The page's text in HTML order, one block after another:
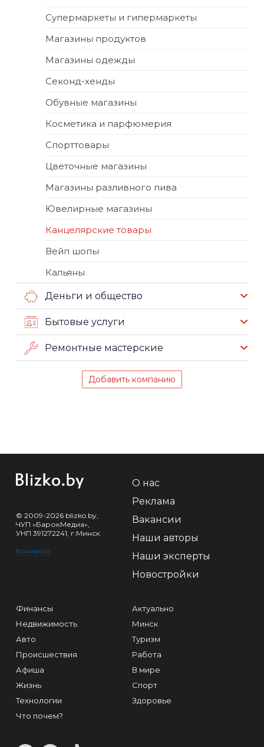
Супермаркеты и гипермаркеты
Магазины продуктов
Магазины одежды
Секонд-хенды
Обувные магазины
Косметика и парфюмерия
Спорттовары
Цветочные магазины
Магазины разливного пива
Ювелирные магазины
Канцелярские товары
Вейп шопы
Кальяны
Деньги и общество
Бытовые услуги
Ремонтные мастерские
Добавить компанию
© 2009-2026 blizko.by,
ЧУП «БарокМедиа»,
УНП 391272241, г.Минск
Контакты
О нас
Реклама
Вакансии
Наши авторы
Наши эксперты
Новостройки
Финансы
Недвижимость
Авто
Происшествия
Афиша
Жизнь
Технологии
Что почем?
Актуально
Минск
Туризм
Работа
В мире
Спорт
Здоровье